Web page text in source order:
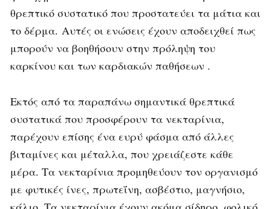
θρεπτικό συστατικό που προστατεύει τα μάτια και
το δέρμα. Αυτές οι ενώσεις έχουν αποδειχθεί πως
μπορούν να βοηθήσουν στην πρόληψη του
καρκίνου και των καρδιακών παθήσεων .
Εκτός από τα παραπάνω σημαντικά θρεπτικά
συστατικά που προσφέρουν τα νεκταρίνια,
παρέχουν επίσης ένα ευρύ φάσμα από άλλες
βιταμίνες και μέταλλα, που χρειάζεστε κάθε
μέρα. Τα νεκταρίνια προμηθεύουν τον οργανισμό
με φυτικές ίνες, πρωτεΐνη, ασβέστιο, μαγνήσιο,